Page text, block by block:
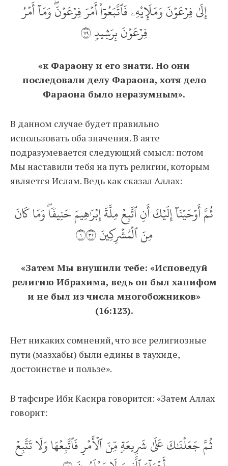
إِلَىٰ فِرۡعَوۡنَ وَمَلَإِيْهِۦ فَٱتَّبَعُوٓاْ أَمۡرَ فِرۡعَوۡنَۖ وَمَآ أَمۡرُ
فِرۡعَوۡنَ بِرَشِيدٖ ٩٧
«к Фараону и его знати. Но они
последовали делу Фараона, хотя дело
Фараона было неразумным».
В данном случае будет правильно
использовать оба значения. В аяте
подразумевается следующий смысл: потом
Мы наставили тебя на путь религии, которым
является Ислам. Ведь как сказал Аллах:
ثُمَّ أَوۡحَيۡنَآ إِلَيۡكَ أَنِ ٱتَّبِعۡ مِلَّةَ إِبۡرَٰهِيمَ حَنِيفٗاۖ وَمَا كَانَ
مِنَ ٱلۡمُشۡرِكِينَ ١٢٣
«Затем Мы внушили тебе: «Исповедуй
религию Ибрахима, ведь он был ханифом
и не был из числа многобожников»
(16:123).
Нет никаких сомнений, что все религиозные
пути (мазхабы) были едины в таухиде,
достоинстве и пользе».
В тафсире Ибн Касира говорится: «Затем Аллах
говорит:
ثُمَّ جَعَلۡنَٰكَ عَلَىٰ شَرِيعَةٖ مِّنَ ٱلۡأَمۡرِ فَٱتَّبِعۡهَا وَلَا تَتَّبِعۡ